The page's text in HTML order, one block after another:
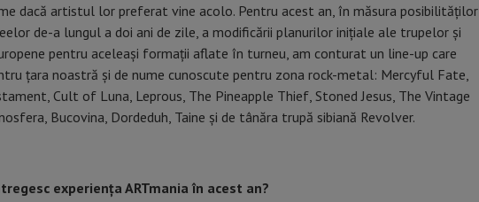
dacă artistul lor preferat vine acolo. Pentru acest an, în măsura posibilităților
de-a lungul a doi ani de zile, a modificării planurilor inițiale ale trupelor și
pentru aceleași formații aflate în turneu, am conturat un line-up care
țara noastră și de nume cunoscute pentru zona rock-metal: Mercyful Fate,
Cult of Luna, Leprous, The Pineapple Thief, Stoned Jesus, The Vintage
Bucovina, Dordeduh, Taine și de tânăra trupă sibiană Revolver.
experiența ARTmania în acest an?